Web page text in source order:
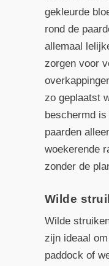
gekleurde
rond de
allemaal
zorgen voor
zo geplaatst
beschermd
paarden
woekerende
zonder de
Wilde
Wilde
zijn ideaal
paddock of